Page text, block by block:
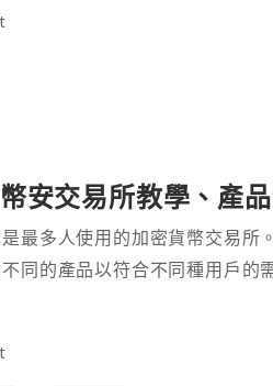
安交易所教學、產
最多人使用的加密貨幣交易
同的產品以符合不同種用戶的